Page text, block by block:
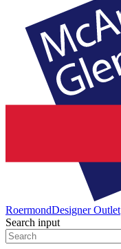
RoermondDesigner Outlet
Search input